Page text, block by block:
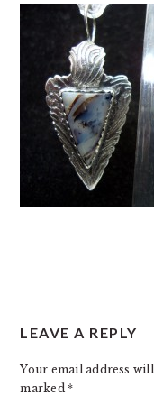
LEAVE A REPLY
Your email address
marked*